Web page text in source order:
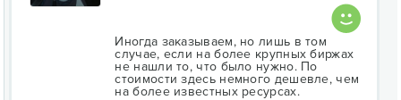
Иногда заказываем, но лишь в том
случае, если на более крупных биржах
не нашли то, что было нужно. По
стоимости здесь немного дешевле, чем
на более известных ресурсах.